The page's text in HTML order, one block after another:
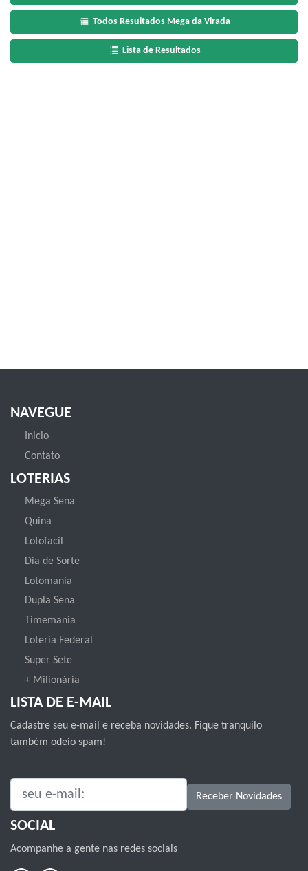
Todos Resultados Mega da Virada
Lista de Resultados
NAVEGUE
Inicio
Contato
LOTERIAS
Mega Sena
Quina
Lotofacil
Dia de Sorte
Lotomania
Dupla Sena
Timemania
Loteria Federal
Super Sete
+ Milionária
LISTA DE E-MAIL
Cadastre seu e-mail e receba novidades. Fique tranquilo
também odeio spam!
SEU E-MAIL: Receber Novidades
SOCIAL
Acompanhe a gente nas redes sociais